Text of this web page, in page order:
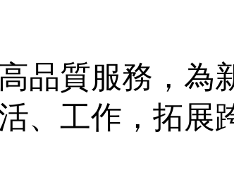
品質服務，為
、工作，拓展